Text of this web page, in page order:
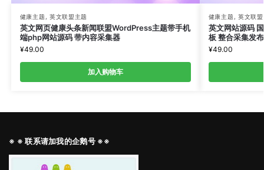
健康主题 , 英文联盟主题
英文网页健康头条新闻联盟WordPress主题带手机
端php网站源码 带内容采集器
¥49.00
加入购物车
健康主题 , 英文联
英文网站源码
板 整合采集发
¥49.00
※ ※ 联系请加我的企鹅号 ※※